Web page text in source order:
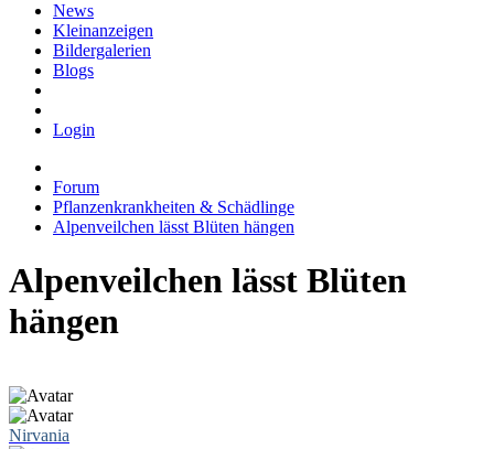
News
Kleinanzeigen
Bildergalerien
Blogs
Login
Forum
Pflanzenkrankheiten & Schädlinge
Alpenveilchen lässt Blüten hängen
Alpenveilchen lässt Blüten
hängen
Nirvania